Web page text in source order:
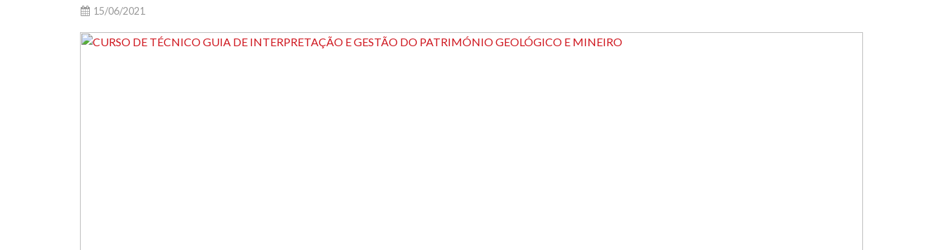
15/06/2021